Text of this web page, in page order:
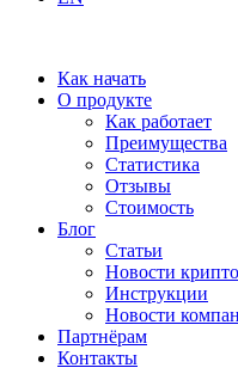
Как начать
О продукте
Как работает
Преимущества
Статистика
Отзывы
Стоимость
Блог
Статьи
Новости
Инструкции
Новости
Партнёрам
Контакты